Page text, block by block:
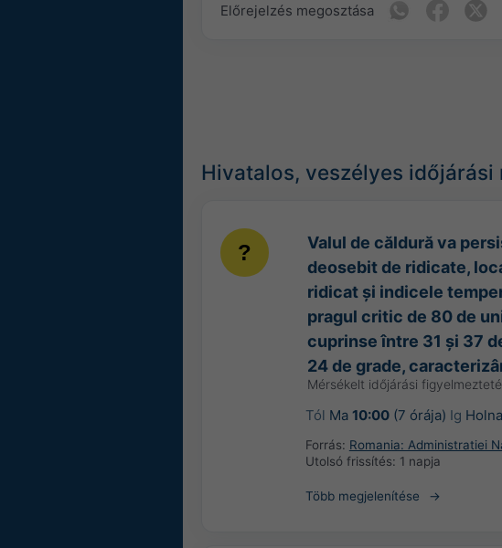
Előrejelzés megosztása
Hivatalos, veszélyes időjárási
Valul de căldură va
deosebit de ridicate,
ridicat și indicele
pragul critic de 80 de
cuprinse între 31 și 37
24 de grade,
Mérsékelt időjárási
Tól Ma 10:00(7 órája) Ig
Forrás: Romania: Administratiei
Utolsó frissítés: 1 napja
Több megjelenítése